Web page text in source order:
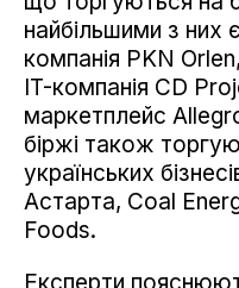
найбільшими з них
компанія PKN
IT-компанія CD
маркетплейс
біржі також
українських
Астарта, Coal
Foods.